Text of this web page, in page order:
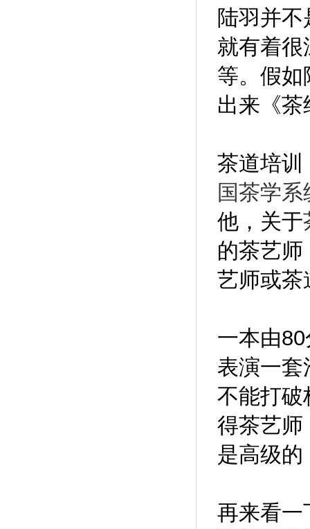
陆羽并
就有着很
等。假如
出来《
茶道培训
国茶学系
他，关于
的茶艺
艺师或茶
一本由
表演一套
不能打破
得茶艺师
是高级的
再来看一